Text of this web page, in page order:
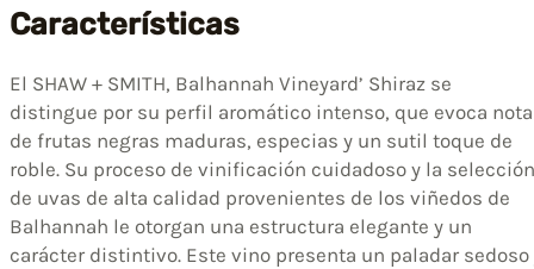
Características
El SHAW + SMITH, Balhannah Vineyard’ Shiraz se
distingue por su perfil aromático intenso, que evoca
de frutas negras maduras, especias y un sutil toque de
roble. Su proceso de vinificación cuidadoso y la selección
de uvas de alta calidad provenientes de los viñedos de
Balhannah le otorgan una estructura elegante y un
carácter distintivo. Este vino presenta un paladar sedoso